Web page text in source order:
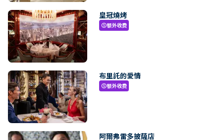
皇冠燒烤
paid额外收费
布里託的愛情
paid额外收费
阿爾弗雷多披薩店